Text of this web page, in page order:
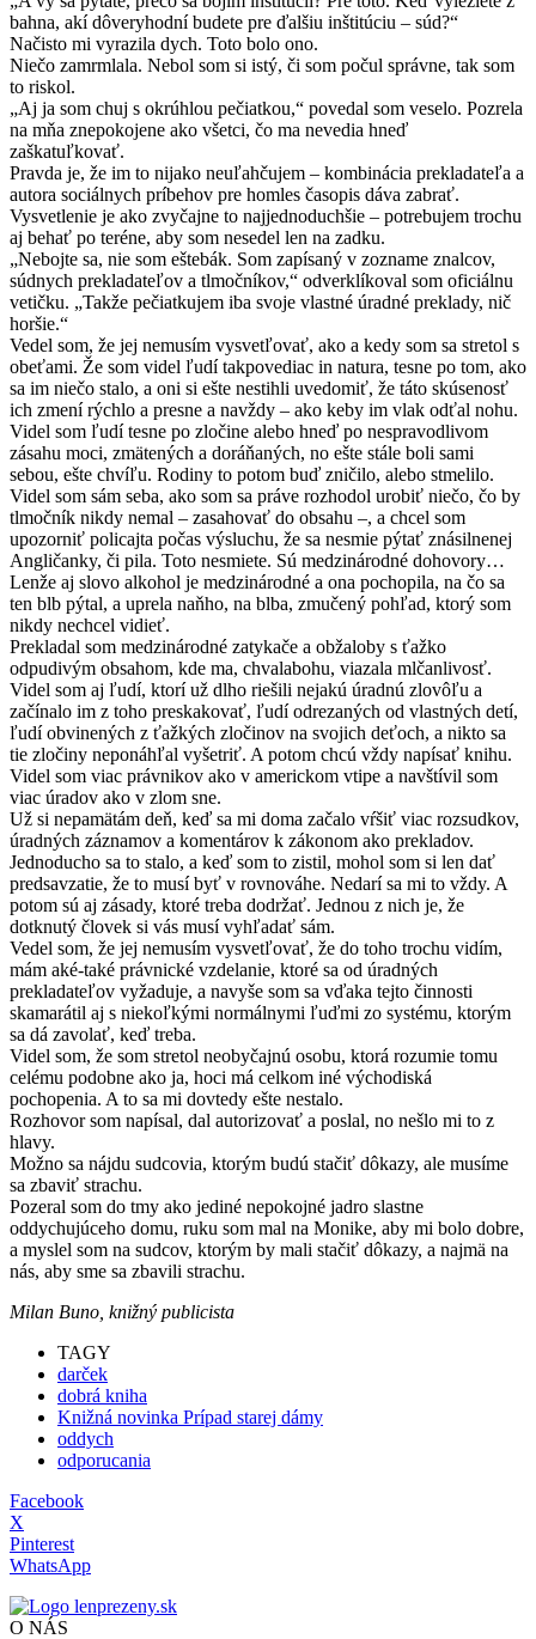
bahna, akí dôveryhodní budete pre ďalšiu inštitúciu – súd?“
Načisto mi vyrazila dych. Toto bolo ono.
Niečo zamrmlala. Nebol som si istý, či som počul správne, tak som
to riskol.
„Aj ja som chuj s okrúhlou pečiatkou,“ povedal som veselo. Pozrela
na mňa znepokojene ako všetci, čo ma nevedia hneď
zaškatuľkovať.
Pravda je, že im to nijako neuľahčujem – kombinácia prekladateľa a
autora sociálnych príbehov pre homles časopis dáva zabrať.
Vysvetlenie je ako zvyčajne to najjednoduchšie – potrebujem trochu
aj behať po teréne, aby som nesedel len na zadku.
„Nebojte sa, nie som eštebák. Som zapísaný v zozname znalcov,
súdnych prekladateľov a tlmočníkov,“ odverklíkoval som oficiálnu
vetičku. „Takže pečiatkujem iba svoje vlastné úradné preklady, nič
horšie.“
Vedel som, že jej nemusím vysvetľovať, ako a kedy som sa stretol s
obeťami. Že som videl ľudí takpovediac in natura, tesne po tom, ako
sa im niečo stalo, a oni si ešte nestihli uvedomiť, že táto skúsenosť
ich zmení rýchlo a presne a navždy – ako keby im vlak odťal nohu.
Videl som ľudí tesne po zločine alebo hneď po nespravodlivom
zásahu moci, zmätených a doráňaných, no ešte stále boli sami
sebou, ešte chvíľu. Rodiny to potom buď zničilo, alebo stmelilo.
Videl som sám seba, ako som sa práve rozhodol urobiť niečo, čo by
tlmočník nikdy nemal – zasahovať do obsahu –, a chcel som
upozorniť policajta počas výsluchu, že sa nesmie pýtať znásilnenej
Angličanky, či pila. Toto nesmiete. Sú medzinárodné dohovory…
Lenže aj slovo alkohol je medzinárodné a ona pochopila, na čo sa
ten blb pýtal, a uprela naňho, na blba, zmučený pohľad, ktorý som
nikdy nechcel vidieť.
Prekladal som medzinárodné zatykače a obžaloby s ťažko
odpudivým obsahom, kde ma, chvalabohu, viazala mlčanlivosť.
Videl som aj ľudí, ktorí už dlho riešili nejakú úradnú zlovôľu a
začínalo im z toho preskakovať, ľudí odrezaných od vlastných detí,
ľudí obvinených z ťažkých zločinov na svojich deťoch, a nikto sa
tie zločiny neponáhľal vyšetriť. A potom chcú vždy napísať knihu.
Videl som viac právnikov ako v americkom vtipe a navštívil som
viac úradov ako v zlom sne.
Už si nepamätám deň, keď sa mi doma začalo vŕšiť viac rozsudkov,
úradných záznamov a komentárov k zákonom ako prekladov.
Jednoducho sa to stalo, a keď som to zistil, mohol som si len dať
predsavzatie, že to musí byť v rovnováhe. Nedarí sa mi to vždy. A
potom sú aj zásady, ktoré treba dodržať. Jednou z nich je, že
dotknutý človek si vás musí vyhľadať sám.
Vedel som, že jej nemusím vysvetľovať, že do toho trochu vidím,
mám aké-také právnické vzdelanie, ktoré sa od úradných
prekladateľov vyžaduje, a navyše som sa vďaka tejto činnosti
skamarátil aj s niekoľkými normálnymi ľuďmi zo systému, ktorým
sa dá zavolať, keď treba.
Videl som, že som stretol neobyčajnú osobu, ktorá rozumie tomu
celému podobne ako ja, hoci má celkom iné východiská
pochopenia. A to sa mi dovtedy ešte nestalo.
Rozhovor som napísal, dal autorizovať a poslal, no nešlo mi to z
hlavy.
Možno sa nájdu sudcovia, ktorým budú stačiť dôkazy, ale musíme
sa zbaviť strachu.
Pozeral som do tmy ako jediné nepokojné jadro slastne
oddychujúceho domu, ruku som mal na Monike, aby mi bolo dobre,
a myslel som na sudcov, ktorým by mali stačiť dôkazy, a najmä na
nás, aby sme sa zbavili strachu.
Milan Buno, knižný publicista
TAGY
darček
dobrá kniha
Knižná novinka Prípad starej dámy
oddych
odporucania
Facebook
X
Pinterest
WhatsApp
O NÁS